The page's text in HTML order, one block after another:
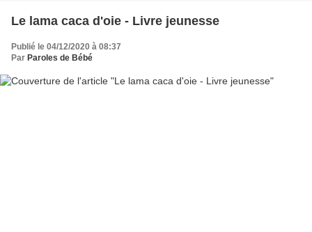
Le lama caca d'oie - Livre jeunesse
Publié le 04/12/2020 à 08:37
Par Paroles de Bébé